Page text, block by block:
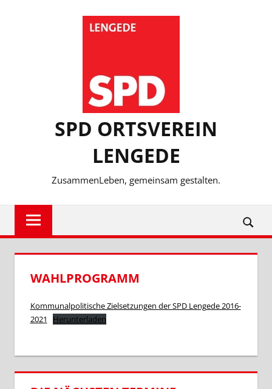
SPD ORTSVEREIN
LENGEDE
ZusammenLeben, gemeinsam gestalten.
WAHLPROGRAMM
Kommunalpolitische Zielsetzungen der SPD Lengede 2016-
2021
Herunterladen